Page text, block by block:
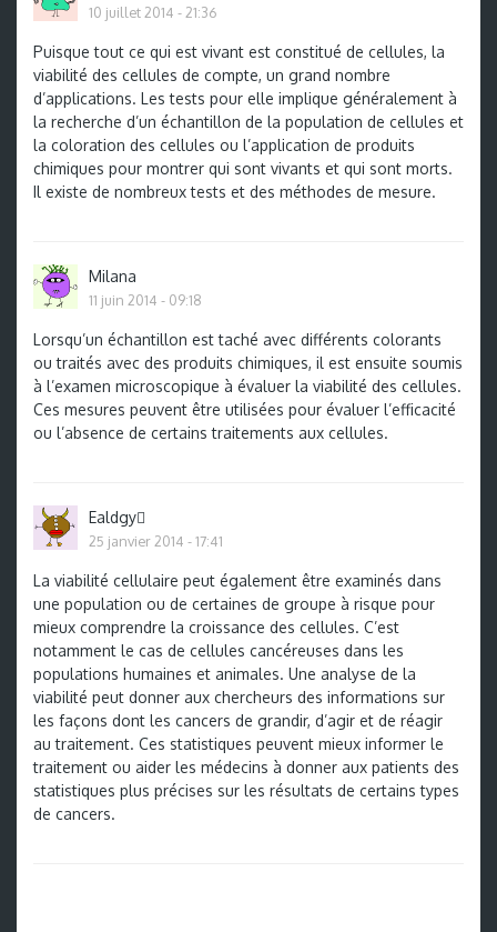
10 juillet 2014 - 21:36
Puisque tout ce qui est vivant est constitué de cellules, la
viabilité des cellules de compte, un grand nombre
d’applications. Les tests pour elle implique généralement à
la recherche d’un échantillon de la population de cellules et
la coloration des cellules ou l’application de produits
chimiques pour montrer qui sont vivants et qui sont morts.
Il existe de nombreux tests et des méthodes de mesure.
Milana
11 juin 2014 - 09:18
Lorsqu’un échantillon est taché avec différents colorants
ou traités avec des produits chimiques, il est ensuite soumis
à l’examen microscopique à évaluer la viabilité des cellules.
Ces mesures peuvent être utilisées pour évaluer l’efficacité
ou l’absence de certains traitements aux cellules.
Ealdgy
25 janvier 2014 - 17:41
La viabilité cellulaire peut également être examinés dans
une population ou de certaines de groupe à risque pour
mieux comprendre la croissance des cellules. C’est
notamment le cas de cellules cancéreuses dans les
populations humaines et animales. Une analyse de la
viabilité peut donner aux chercheurs des informations sur
les façons dont les cancers de grandir, d’agir et de réagir
au traitement. Ces statistiques peuvent mieux informer le
traitement ou aider les médecins à donner aux patients des
statistiques plus précises sur les résultats de certains types
de cancers.